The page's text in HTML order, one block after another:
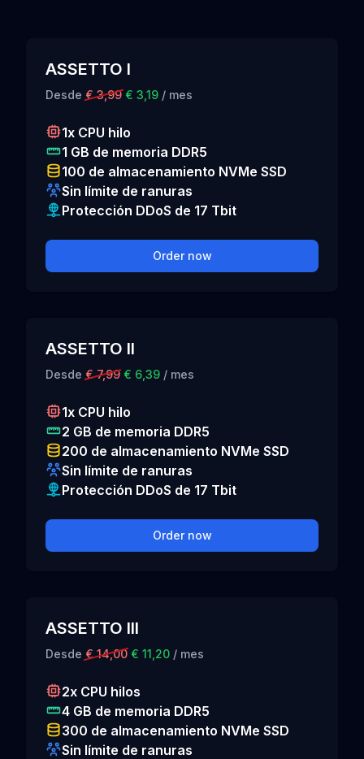
ASSETTO I
Desde € 3,99 € 3,19 / mes
1x CPU hilo
1 GB de memoria DDR5
100 de almacenamiento NVMe SSD
Sin límite de ranuras
Protección DDoS de 17 Tbit
Order now
ASSETTO II
Desde € 7,99 € 6,39 / mes
1x CPU hilo
2 GB de memoria DDR5
200 de almacenamiento NVMe SSD
Sin límite de ranuras
Protección DDoS de 17 Tbit
Order now
ASSETTO III
Desde € 14,00 € 11,20 / mes
2x CPU hilos
4 GB de memoria DDR5
300 de almacenamiento NVMe SSD
Sin límite de ranuras